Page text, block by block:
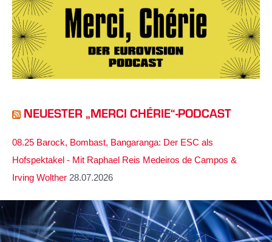
NEUESTER „MERCI CHÉRIE“-PODCAST
08.25 Barock, Bombast, Bangaranga: Der ESC als
Hofspektakel - Mit Raphael Reis Medeiros de Campos &
Irving Wolther 28.07.2026